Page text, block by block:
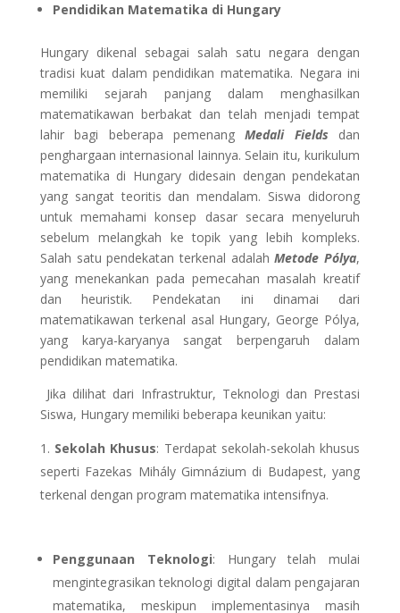
Pendidikan Matematika di Hungary
Hungary dikenal sebagai salah satu negara dengan
tradisi kuat dalam pendidikan matematika. Negara ini
memiliki sejarah panjang dalam menghasilkan
matematikawan berbakat dan telah menjadi tempat
lahir bagi beberapa pemenangMedali Fields dan
penghargaan internasional lainnya. Selain itu, kurikulum
matematika di Hungary didesain dengan pendekatan
yang sangat teoritis dan mendalam. Siswa didorong
untuk memahami konsep dasar secara menyeluruh
sebelum melangkah ke topik yang lebih kompleks.
Salah satu pendekatan terkenal adalahMetode Pólya,
yang menekankan pada pemecahan masalah kreatif
dan heuristik. Pendekatan ini dinamai dari
matematikawan terkenal asal Hungary, George Pólya,
yang karya-karyanya sangat berpengaruh dalam
pendidikan matematika.
Jika dilihat dari Infrastruktur, Teknologi dan Prestasi
Siswa, Hungary memiliki beberapa keunikan yaitu:
Sekolah Khusus: Terdapat sekolah-sekolah khusus
seperti Fazekas Mihály Gimnázium di Budapest, yang
terkenal dengan program matematika intensifnya.
Penggunaan Teknologi: Hungary telah mulai
mengintegrasikan teknologi digital dalam pengajaran
matematika, meskipun implementasinya masih